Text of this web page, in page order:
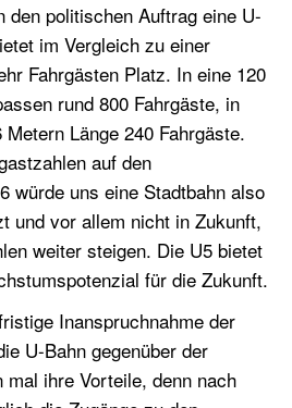
den politischen Auftrag eine U-
im Vergleich zu einer
Fahrgästen Platz. In eine 120
rund 800 Fahrgäste, in
Länge 240 Fahrgäste.
auf den
würde uns eine Stadtbahn also
und vor allem nicht in Zukunft,
weiter steigen. Die U5 bietet
für die Zukunft.
Inanspruchnahme der
U-Bahn gegenüber der
mal ihre Vorteile, denn nach